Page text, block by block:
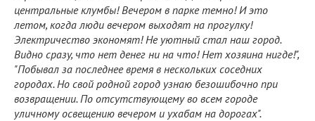
центральные клумбы! Вечером в парке темно! И это
летом, когда люди вечером выходят на прогулку!
Электричество экономят! Не уютный стал наш город.
Видно сразу, что нет денег ни на что! Нет хозяина нигде!",
"Побывал за последнее время в нескольких соседних
городах. Но свой родной город узнаю безошибочно при
возвращении. По отсутствующему во всем городе
уличному освещению вечером и ухабам на дорогах".